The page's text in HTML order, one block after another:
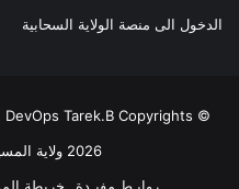
الدخول الى منصة الولاية السحابية
Tarek.B Copyrights ©
2026 ولاية المسيلة | Wilaya M'sila